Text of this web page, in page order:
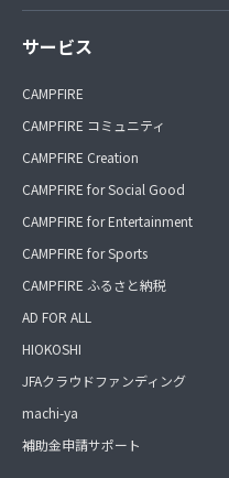
サービス
CAMPFIRE
CAMPFIRE コミュニティ
CAMPFIRE Creation
CAMPFIRE for Social Good
CAMPFIRE for Entertainment
CAMPFIRE for Sports
CAMPFIRE ふるさと納税
AD FOR ALL
HIOKOSHI
JFAクラウドファンディング
machi-ya
補助金申請サポート